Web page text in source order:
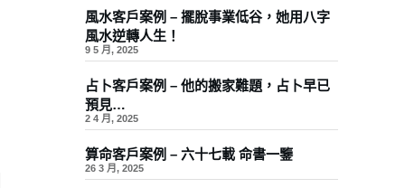
風水客戶案例 – 擺脫事業低谷，她用八字
風水逆轉人生！
9 5 月, 2025
占卜客戶案例 – 他的搬家難題，占卜早已
預見…
2 4 月, 2025
算命客戶案例 – 六十七載 命書一鑒
26 3 月, 2025